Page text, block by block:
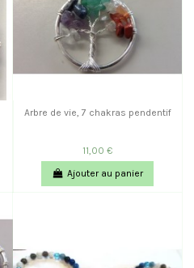
Arbre de vie, 7 chakras pendentif
11,00 €
Ajouter au panier